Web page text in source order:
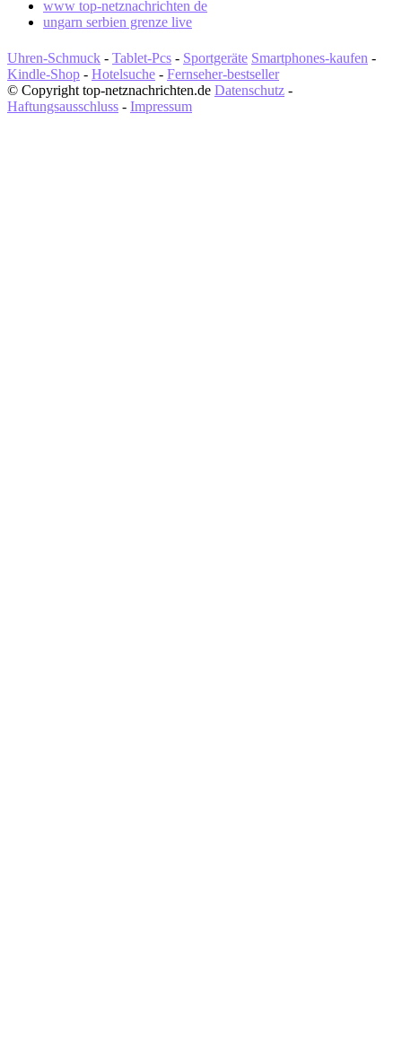
www top-netznachrichten de
ungarn serbien grenze live
Uhren-Schmuck - Tablet-Pcs - Sportgeräte Smartphones-kaufen -
Kindle-Shop - Hotelsuche - Fernseher-bestseller
© Copyright top-netznachrichten.de Datenschutz -
Haftungsausschluss - Impressum